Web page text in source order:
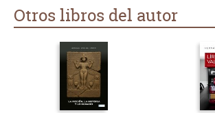
Otros libros del autor